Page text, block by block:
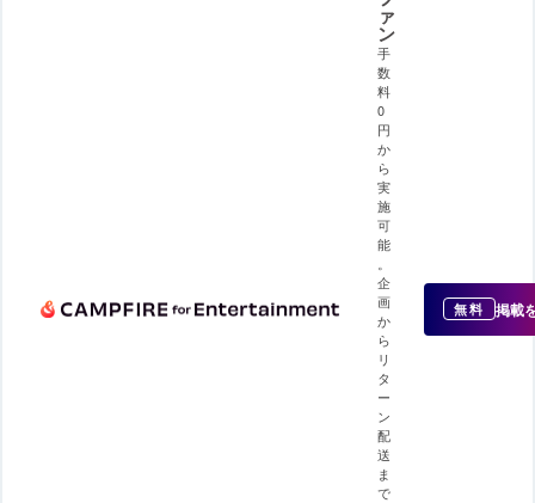
ァ
ン
手
数
料
0
円
か
ら
実
施
可
能
企
画
か
ら
リ
タ
ー
ン
配
送
ま
で
無料 掲載